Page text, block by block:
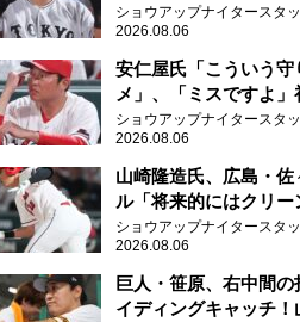
ぶ
ショウアップナイタースタ
2026.08.06
安仁屋氏「こういう守
メ」、「ミスですよ」
の守備に苦言
ショウアップナイタースタ
2026.08.06
山崎隆造氏、広島・佐
ル「将来的にはクリー
任せられるくらいまで
て」
ショウアップナイタースタ
2026.08.06
巨人・笹原、右中間の
イディングキャッチ！